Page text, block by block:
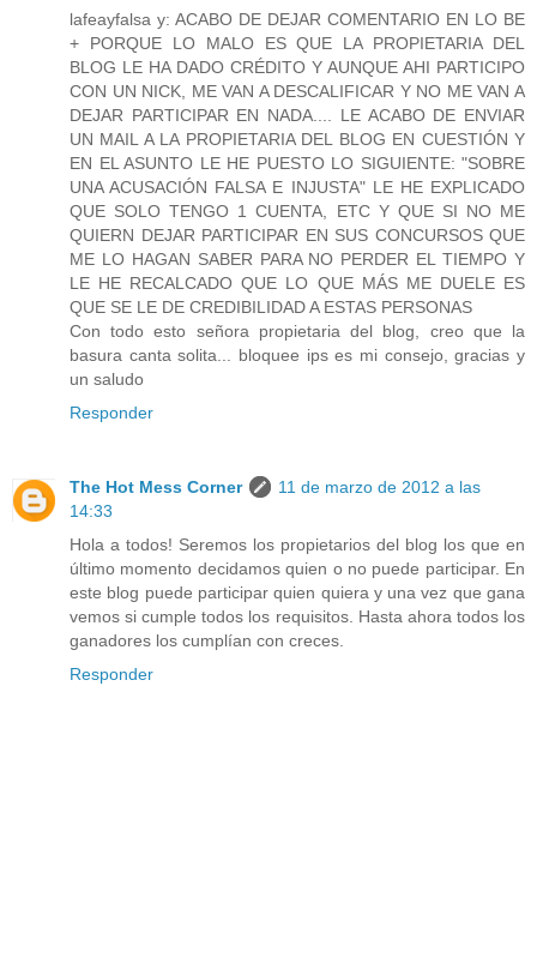
lafeayfalsa y: ACABO DE DEJAR COMENTARIO EN LO BE
+ PORQUE LO MALO ES QUE LA PROPIETARIA DEL
BLOG LE HA DADO CRÉDITO Y AUNQUE AHI PARTICIPO
CON UN NICK, ME VAN A DESCALIFICAR Y NO ME VAN A
DEJAR PARTICIPAR EN NADA.... LE ACABO DE ENVIAR
UN MAIL A LA PROPIETARIA DEL BLOG EN CUESTIÓN Y
EN EL ASUNTO LE HE PUESTO LO SIGUIENTE: "SOBRE
UNA ACUSACIÓN FALSA E INJUSTA" LE HE EXPLICADO
QUE SOLO TENGO 1 CUENTA, ETC Y QUE SI NO ME
QUIERN DEJAR PARTICIPAR EN SUS CONCURSOS QUE
ME LO HAGAN SABER PARA NO PERDER EL TIEMPO Y
LE HE RECALCADO QUE LO QUE MÁS ME DUELE ES
QUE SE LE DE CREDIBILIDAD A ESTAS PERSONAS
Con todo esto señora propietaria del blog, creo que la
basura canta solita... bloquee ips es mi consejo, gracias y
un saludo
Responder
The Hot Mess Corner
11 de marzo de 2012 a las
14:33
Hola a todos! Seremos los propietarios del blog los que en
último momento decidamos quien o no puede participar. En
este blog puede participar quien quiera y una vez que gana
vemos si cumple todos los requisitos. Hasta ahora todos los
ganadores los cumplían con creces.
Responder